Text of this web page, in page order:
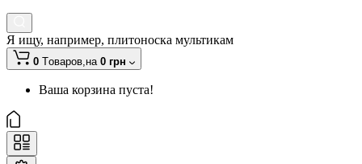
Я ищу, например, плитоноска мультикам
0 Tоваров,на 0 грн
Ваша корзина пуста!